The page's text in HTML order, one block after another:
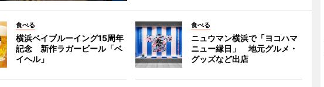
食べる
横浜ベイブルーイング15周年
記念 新作ラガービール「ベ
イヘル」
食べる
ニュウマン横浜で「ヨコハマ
ニュー縁日」 地元グルメ・
グッズなど出店